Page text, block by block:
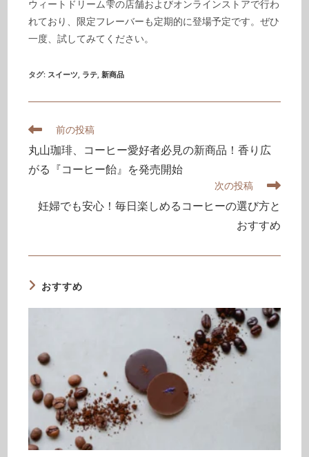
ウィートドリーム雫の店舗およびオンラインストアで行わ
れており、限定フレーバーも定期的に登場予定です。ぜひ
一度、試してみてください。
タグ: スイーツ ラテ 新商品
前の投稿
丸山珈琲、コーヒー愛好者必見の新商品！香り広
がる『コーヒー飴』を発売開始
次の投稿
妊婦でも安心！毎日楽しめるコーヒーの選び方と
おすすめ
おすすめ